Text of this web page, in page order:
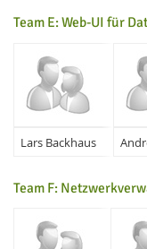
Team E: Web-UI für
Lars Backhaus
Team F: